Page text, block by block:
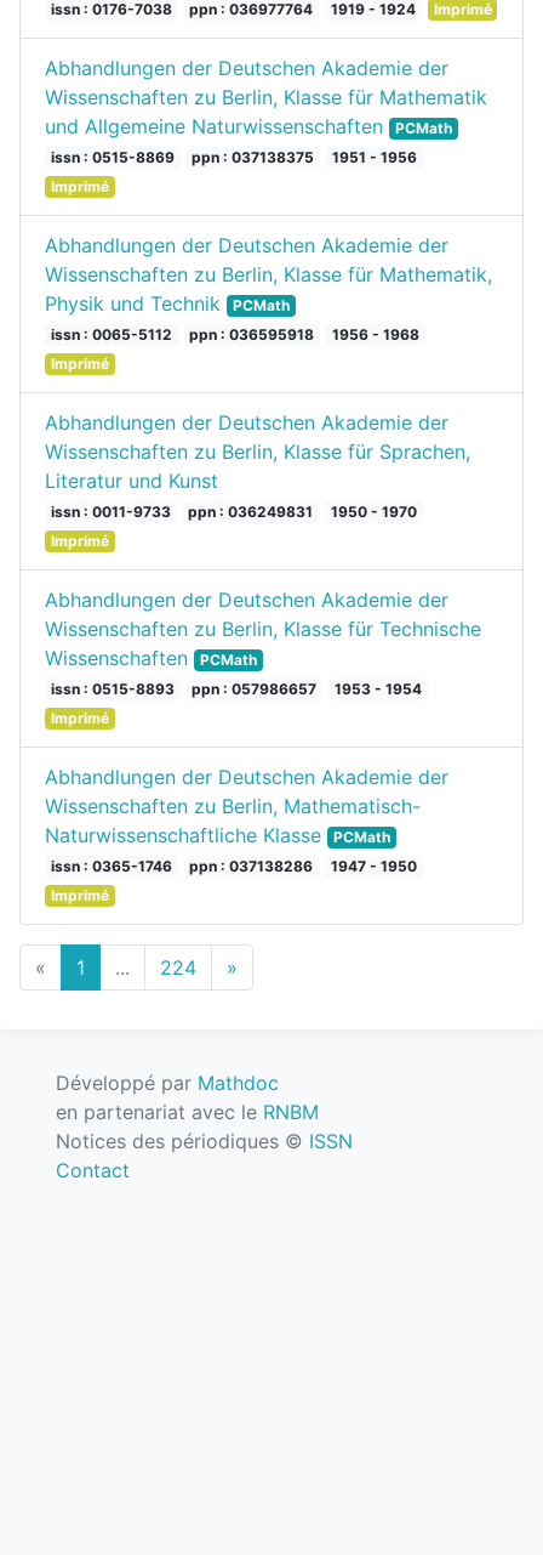
issn : 0176-7038 ppn : 036977764 1919 - 1924 Imprimé
Abhandlungen der Deutschen Akademie der
Wissenschaften zu Berlin, Klasse für Mathematik
und Allgemeine Naturwissenschaften
PCMath
issn : 0515-8869
ppn : 037138375
1951 - 1956
Imprimé
Abhandlungen der Deutschen Akademie der
Wissenschaften zu Berlin, Klasse für Mathematik,
Physik und Technik
PCMath
issn : 0065-5112
ppn : 036595918
1956 - 1968
Imprimé
Abhandlungen der Deutschen Akademie der
Wissenschaften zu Berlin, Klasse für Sprachen,
Literatur und Kunst
issn : 0011-9733 ppn : 036249831
1950 - 1970
Imprimé
Abhandlungen der Deutschen Akademie der
Wissenschaften zu Berlin, Klasse für Technische
Wissenschaften
PCMath
issn : 0515-8893
ppn : 057986657
1953 - 1954
Imprimé
Abhandlungen der Deutschen Akademie der
Wissenschaften zu Berlin, Mathematisch-
Naturwissenschaftliche Klasse
PCMath
issn : 0365-1746
ppn : 037138286
1947 - 1950
Imprimé
«
1 ... 224 »
Développé par Mathdoc
en partenariat avec le RNBM
Notices des périodiques © ISSN
Contact